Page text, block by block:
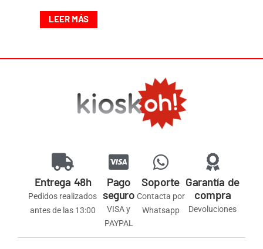
LEER MÁS
Entrega 48h
Pedidos realizados
antes de las 13:00
Pago
seguro
VISA y
PAYPAL
Soporte
Contacta por
Whatsapp
Garantía de
compra
Devoluciones